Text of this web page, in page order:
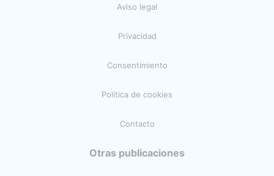
Aviso legal
Privacidad
Consentimiento
Política de cookies
Contacto
Otras publicaciones